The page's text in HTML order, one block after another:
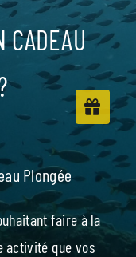
CADEAU
Plongée
faire à la
activité que vos